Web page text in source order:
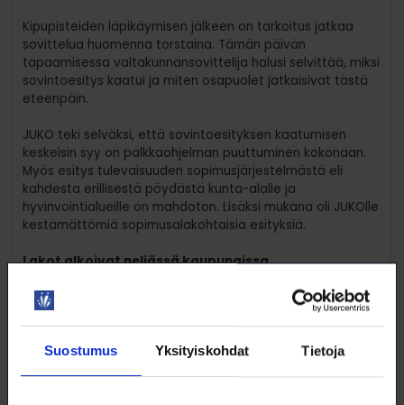
Suostumus Yksityiskohdat Tietoja
Kipupisteiden läpikäymisen jälkeen on tarkoitus jatkaa
sovittelua huomenna torstaina. Tämän päivän
tapaamisessa valtakunnansovittelija halusi selvittää, miksi
sovintoesitys kaatui ja miten osapuolet jatkaisivat tästä
eteenpäin.
JUKO teki selväksi, että sovintoesityksen kaatumisen
keskeisin syy on palkkaohjelman puuttuminen kokonaan.
Myös esitys tulevaisuuden sopimusjärjestelmästä eli
kahdesta erillisestä pöydästä kunta-alalle ja
hyvinvointialueille on mahdoton. Lisäksi mukana oli JUKOlle
kestämättömiä sopimusalakohtaisia esityksiä.
Lakot alkoivat neljässä kaupungissa
Tiistainen kunta-alan mielenosoitus Helsingin
Senaatintorilla osoitti jukolaisen kentän tunnot ja vahvisti
alkaneet Jyväskylässä, Oulussa, Rovaniemellä ja Turussa.